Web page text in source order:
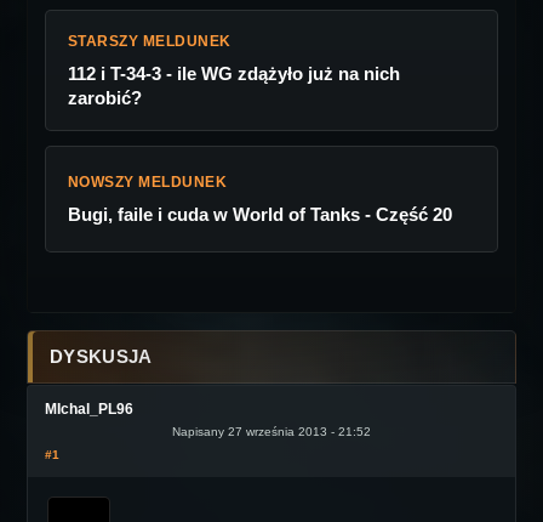
STARSZY MELDUNEK
112 i T-34-3 - ile WG zdążyło już na nich
zarobić?
NOWSZY MELDUNEK
Bugi, faile i cuda w World of Tanks - Część 20
DYSKUSJA
MIchal_PL96
Napisany 27 września 2013 - 21:52
#1